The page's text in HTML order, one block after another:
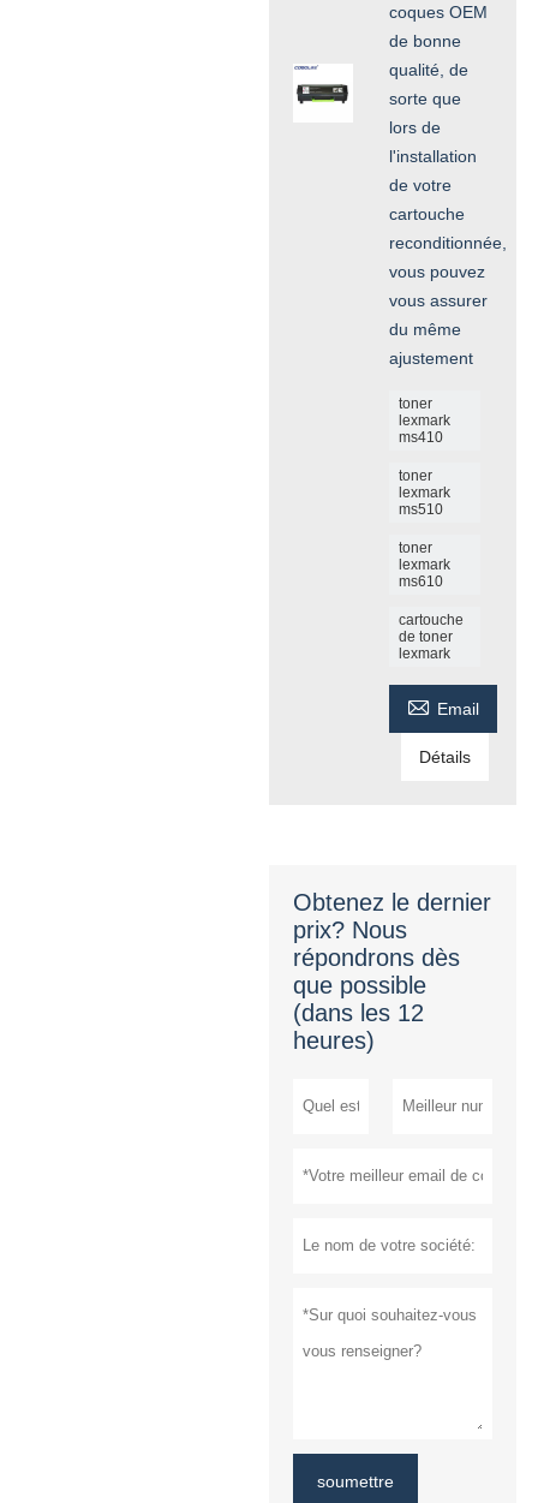
coques OEM
de bonne
qualité, de
sorte que
lors de
l'installation
de votre
cartouche
reconditionnée,
vous pouvez
vous assurer
du même
ajustement
toner
lexmark
ms410
toner
lexmark
ms510
toner
lexmark
ms610
cartouche
de toner
lexmark
 Email
Détails
Obtenez le dernier
prix? Nous
répondrons dès
que possible
(dans les 12
heures)
soumettre